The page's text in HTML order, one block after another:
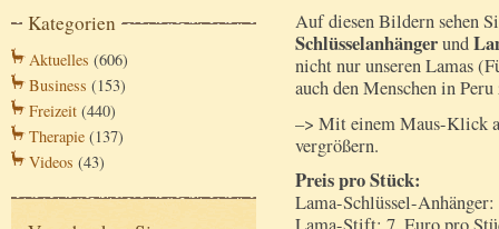
Kategorien
Aktuelles (606)
Business (153)
Freizeit (440)
Therapie (137)
Videos (43)
Auf diesen Bildern sehen
Schlüsselanhängerund
nicht nur unseren Lamas
auch den Menschen in
–> Mit einem Maus-Klick
vergrößern.
Preis pro Stück:
Lama-Schlüssel-